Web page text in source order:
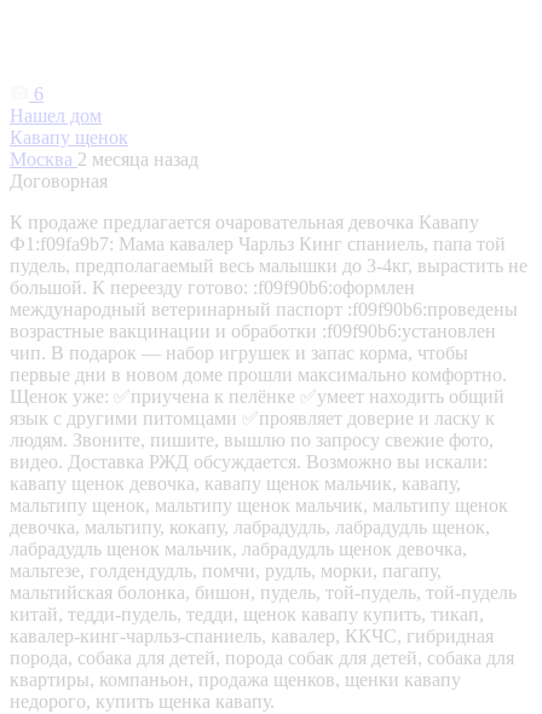
6
Нашел дом
Кавапу щенок
Москва 2 месяца назад
Договорная
К продаже предлагается очаровательная девочка Кавапу
Ф1:f09fa9b7: Мама кавалер Чарльз Кинг спаниель, папа той
пудель, предполагаемый весь малышки до 3-4кг, вырастить не
большой. К переезду готово: :f09f90b6:оформлен
международный ветеринарный паспорт :f09f90b6:проведены
возрастные вакцинации и обработки :f09f90b6:установлен
чип. В подарок — набор игрушек и запас корма, чтобы
первые дни в новом доме прошли максимально комфортно.
Щенок уже: ✅приучена к пелёнке ✅умеет находить общий
язык с другими питомцами ✅проявляет доверие и ласку к
людям. Звоните, пишите, вышлю по запросу свежие фото,
видео. Доставка РЖД обсуждается. Возможно вы искали:
кавапу щенок девочка, кавапу щенок мальчик, кавапу,
мальтипу щенок, мальтипу щенок мальчик, мальтипу щенок
девочка, мальтипу, кокапу, лабрадудль, лабрадудль щенок,
лабрадудль щенок мальчик, лабрадудль щенок девочка,
мальтезе, голдендудль, помчи, рудль, морки, пагапу,
мальтийская болонка, бишон, пудель, той‑пудель, той‑пудель
китай, тедди‑пудель, тедди, щенок кавапу купить, тикап,
кавалер‑кинг‑чарльз‑спаниель, кавалер, ККЧС, гибридная
порода, собака для детей, порода собак для детей, собака для
квартиры, компаньон, продажа щенков, щенки кавапу
недорого, купить щенка кавапу.